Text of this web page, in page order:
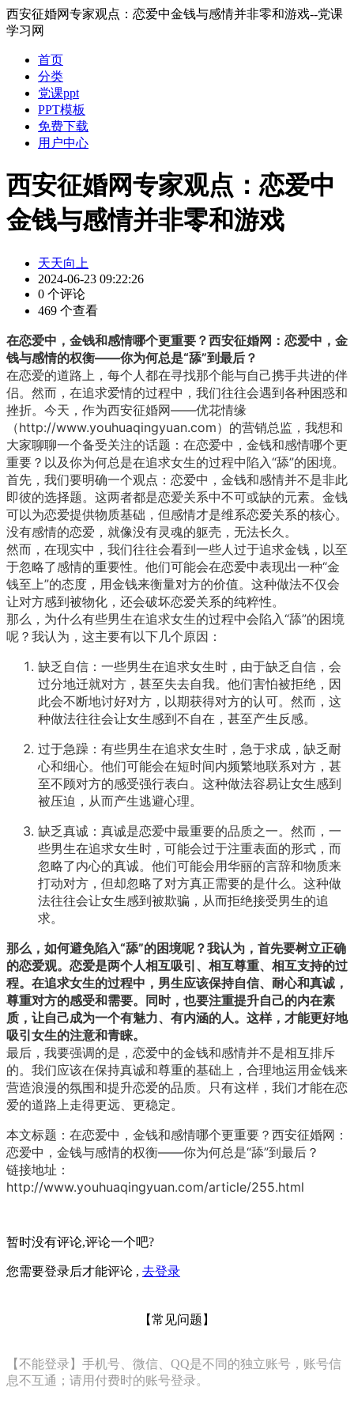
西安征婚网专家观点：恋爱中金钱与感情并非零和游戏--党课
学习网
首页
分类
党课ppt
PPT模板
免费下载
用户中心
西安征婚网专家观点：恋爱中
金钱与感情并非零和游戏
天天向上
2024-06-23 09:22:26
0 个评论
469 个查看
在恋爱中，金钱和感情哪个更重要？西安征婚网 ：恋爱中，金
钱与感情的权衡——你为何总是“舔”到最后？
在恋爱的道路上，每个人都在寻找那个能与自己携手共进的伴
侣。然而，在追求爱情的过程中，我们往往会遇到各种困惑和
挫折。今天，作为西安征婚网——优花情缘
（http://www.youhuaqingyuan.com）的营销总监，我想和
大家聊聊一个备受关注的话题：在恋爱中，金钱和感情哪个更
重要？以及你为何总是在追求女生的过程中陷入“舔”的困境。
首先，我们要明确一个观点：恋爱中，金钱和感情并不是非此
即彼的选择题。这两者都是恋爱关系中不可或缺的元素。金钱
可以为恋爱提供物质基础，但感情才是维系恋爱关系的核心。
没有感情的恋爱，就像没有灵魂的躯壳，无法长久。
然而，在现实中，我们往往会看到一些人过于追求金钱，以至
于忽略了感情的重要性。他们可能会在恋爱中表现出一种“金
钱至上”的态度，用金钱来衡量对方的价值。这种做法不仅会
让对方感到被物化，还会破坏恋爱关系的纯粹性。
那么，为什么有些男生在追求女生的过程中会陷入“舔”的困境
呢？我认为，这主要有以下几个原因：
缺乏自信：一些男生在追求女生时，由于缺乏自信，会
过分地迁就对方，甚至失去自我。他们害怕被拒绝，因
此会不断地讨好对方，以期获得对方的认可。然而，这
种做法往往会让女生感到不自在，甚至产生反感。
过于急躁：有些男生在追求女生时，急于求成，缺乏耐
心和细心。他们可能会在短时间内频繁地联系对方，甚
至不顾对方的感受强行表白。这种做法容易让女生感到
被压迫，从而产生逃避心理。
缺乏真诚：真诚是恋爱中最重要的品质之一。然而，一
些男生在追求女生时，可能会过于注重表面的形式，而
忽略了内心的真诚。他们可能会用华丽的言辞和物质来
打动对方，但却忽略了对方真正需要的是什么。这种做
法往往会让女生感到被欺骗，从而拒绝接受男生的追
求。
那么，如何避免陷入“舔”的困境呢？我认为，首先要树立正确
的恋爱观。恋爱是两个人相互吸引、相互尊重、相互支持的过
程。在追求女生的过程中，男生应该保持自信、耐心和真诚，
尊重对方的感受和需要。同时，也要注重提升自己的内在素
质，让自己成为一个有魅力、有内涵的人。这样，才能更好地
吸引女生的注意和青睐。
最后，我要强调的是，恋爱中的金钱和感情并不是相互排斥
的。我们应该在保持真诚和尊重的基础上，合理地运用金钱来
营造浪漫的氛围和提升恋爱的品质。只有这样，我们才能在恋
爱的道路上走得更远、更稳定。
本文标题： 在恋爱中，金钱和感情哪个更重要？西安征婚网：
恋爱中，金钱与感情的权衡——你为何总是“舔”到最后？
链接地址：
http://www.youhuaqingyuan.com/article/255.html
暂时没有评论,评论一个吧?
您需要登录后才能评论 , 去登录
【常见问题】
【不能登录】手机号、微信、QQ是不同的独立账号，账号信
息不互通；请用付费时的账号登录。